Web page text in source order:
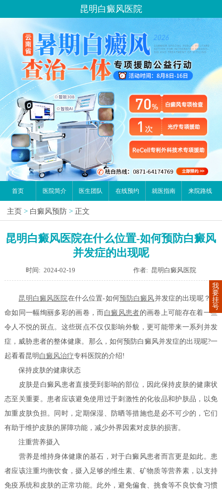
昆明白癜风医院
首页 医院简介 医生团队 在线预约 就医指南 来院路线
主页 > 白癜风预防 > 正文
昆明白癜风医院在什么位置-如何预防白癜风
并发症的出现呢
时间: 2024-02-19 作者: 昆明白癜风医院
昆明白癜风医院在什么位置-如何预防白癜风并发症的出现呢？生
命如同一幅绚丽多彩的画卷，而 白癜风患者的画卷上可能存在着一些
令人不悦的斑点。这些斑点不仅仅影响外貌，更可能带来一系列并发
症，威胁患者的整体健康。那么，如何预防白癜风并发症的出现呢?一
起看看昆明 白癜风治疗专科医院的介绍!
保持皮肤的健康状态
皮肤是白癜风患者直接受到影响的部位，因此保持皮肤的健康状
态至关重要。患者应该避免使用过于刺激性的化妆品和护肤品，以免
加重皮肤负担。同时，定期保湿、防晒等措施也是必不可少的，它们
有助于维护皮肤的屏障功能，减少外界因素对皮肤的损害。
注重营养摄入
营养是维持身体健康的基石，对于白癜风患者而言更是如此。患
者应该注重均衡饮食，摄入足够的维生素、矿物质等营养素，以支持
免疫系统和皮肤的正常功能。此外，避免偏食、挑食等不良饮食习惯
我
要
挂
号